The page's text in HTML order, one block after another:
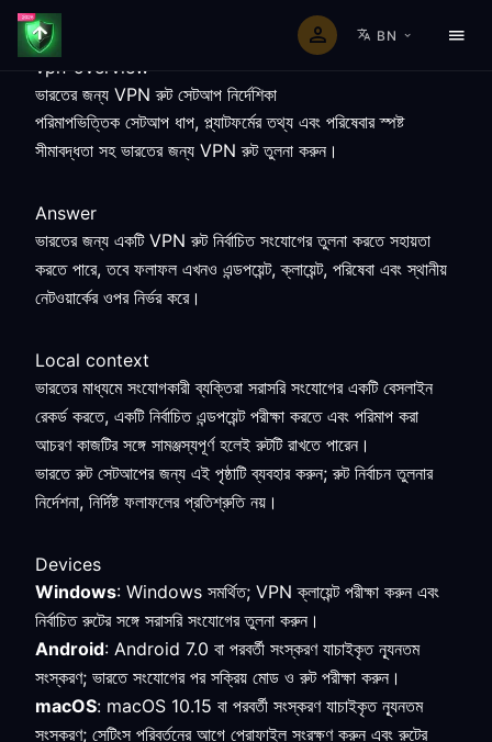
BN
vpn-overview
ভারতের জন্য VPN রুট সেটআপ নির্দেশিকা
পরিমাপভিত্তিক সেটআপ ধাপ, প্ল্যাটফর্মের তথ্য এবং পরিষেবার স্পষ্ট
সীমাবদ্ধতা সহ ভারতের জন্য VPN রুট তুলনা করুন।
Answer
ভারতের জন্য একটি VPN রুট নির্বাচিত সংযোগের তুলনা করতে সহায়তা
করতে পারে, তবে ফলাফল এখনও এন্ডপয়েন্ট, ক্লায়েন্ট, পরিষেবা এবং স্থানীয়
নেটওয়ার্কের ওপর নির্ভর করে।
Local context
ভারতের মাধ্যমে সংযোগকারী ব্যক্তিরা সরাসরি সংযোগের একটি বেসলাইন
রেকর্ড করতে, একটি নির্বাচিত এন্ডপয়েন্ট পরীক্ষা করতে এবং পরিমাপ করা
আচরণ কাজটির সঙ্গে সামঞ্জস্যপূর্ণ হলেই রুটটি রাখতে পারেন।
ভারতে রুট সেটআপের জন্য এই পৃষ্ঠাটি ব্যবহার করুন; রুট নির্বাচন তুলনার
নির্দেশনা, নির্দিষ্ট ফলাফলের প্রতিশ্রুতি নয়।
Devices
Windows: Windows সমর্থিত; VPN ক্লায়েন্ট পরীক্ষা করুন এবং
নির্বাচিত রুটের সঙ্গে সরাসরি সংযোগের তুলনা করুন।
Android: Android 7.0 বা পরবর্তী সংস্করণ যাচাইকৃত ন্যূনতম
সংস্করণ; ভারতে সংযোগের পর সক্রিয় মোড ও রুট পরীক্ষা করুন।
macOS: macOS 10.15 বা পরবর্তী সংস্করণ যাচাইকৃত ন্যূনতম
সংস্করণ; সেটিংস পরিবর্তনের আগে প্রোফাইল সংরক্ষণ করুন এবং রুটের